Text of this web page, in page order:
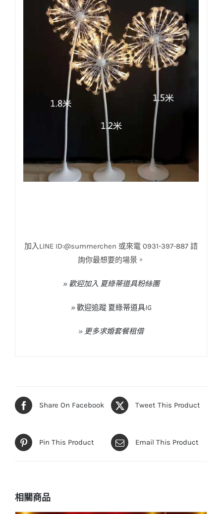
加入LINE ID:@summerchen 或來電 0931-397-887 諮
詢你最想要的場景。
» 歡迎加入 夏綠蒂道具粉絲團
»歡迎追蹤 夏綠蒂道具IG
» 更多求婚套餐租借
Share On Facebook Tweet This Product
Pin This Product Email This Product
相關商品